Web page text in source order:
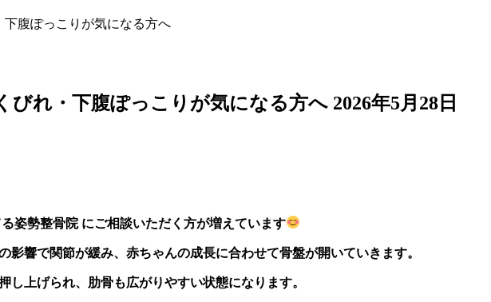
下腹ぽっこりが気になる方へ
びれ・下腹ぽっこりが気になる方へ 2026年5月28日
姿勢整骨院にご相談いただく方が増えています
影響で関節が緩み、赤ちゃんの成長に合わせて骨盤が開いていきます。
し上げられ、肋骨も広がりやすい状態になります。